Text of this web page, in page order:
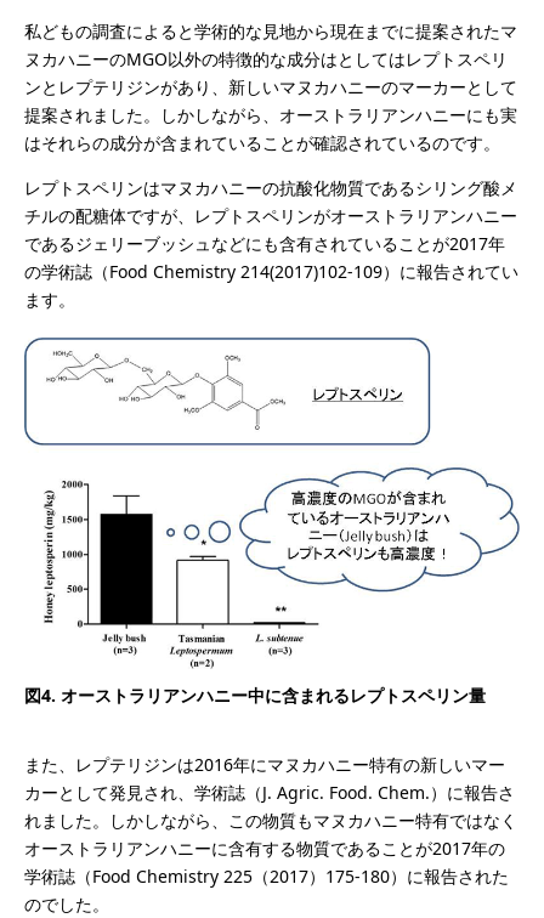
私どもの調査によると学術的な見地から現在までに提案されたマ
ヌカハニーのMGO以外の特徴的な成分はとしてはレプトスペリ
ンとレプテリジンがあり、新しいマヌカハニーのマーカーとして
提案されました。しかしながら、オーストラリアンハニーにも実
はそれらの成分が含まれていることが確認されているのです。
レプトスペリンはマヌカハニーの抗酸化物質であるシリング酸メ
チルの配糖体ですが、レプトスペリンがオーストラリアンハニー
であるジェリーブッシュなどにも含有されていることが2017年
の学術誌（Food Chemistry 214(2017)102-109）に報告されてい
ます。
図4. オーストラリアンハニー中に含まれるレプトスペリン量
また、レプテリジンは2016年にマヌカハニー特有の新しいマー
カーとして発見され、学術誌（J. Agric. Food. Chem.）に報告さ
れました。しかしながら、この物質もマヌカハニー特有ではなく
オーストラリアンハニーに含有する物質であることが2017年の
学術誌（Food Chemistry 225（2017）175-180）に報告された
のでした。